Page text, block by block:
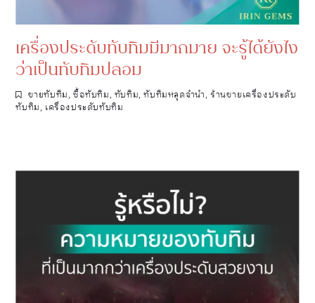
เครื่องประดับทับทิมมีมากมาย จะรู้ได้ยังไง
ว่าเป็นทับทิมปลอม
ขายทับทิม,ซื้อทับทิม, ทับทิม,ทับทิมหลุดจำนำ,ร้านขายเครื่องประดับ
ทับทิม, เครื่องประดับทับทิม